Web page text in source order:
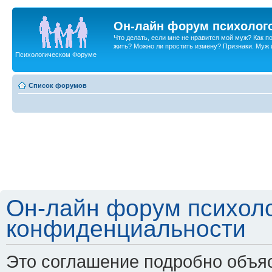
Он-лайн форум
Что делать, если мне не нравится мой муж? Как
жить? Можно ли простить измену? Признаки. Муж
Психологическом Форуме
Список форумов
Он-лайн форум
конфиденциальности
Это соглашение подробно